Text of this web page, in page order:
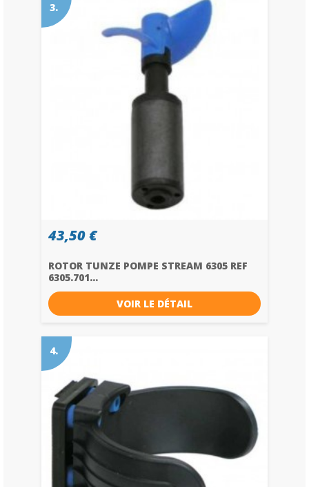
3.
43,50 €
ROTOR TUNZE POMPE STREAM 6305 REF
6305.701...
VOIR LE DÉTAIL
4.